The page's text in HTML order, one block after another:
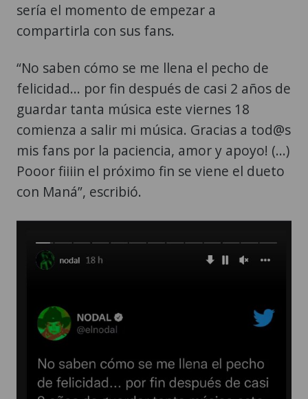
sería el momento de empezar a
compartirla con sus fans.
“No saben cómo se me llena el pecho de
felicidad... por fin después de casi 2 años de
guardar tanta música este viernes 18
comienza a salir mi música. Gracias a tod@s
mis fans por la paciencia, amor y apoyo! (...)
Pooor fiiiin el próximo fin se viene el dueto
con Maná”, escribió.